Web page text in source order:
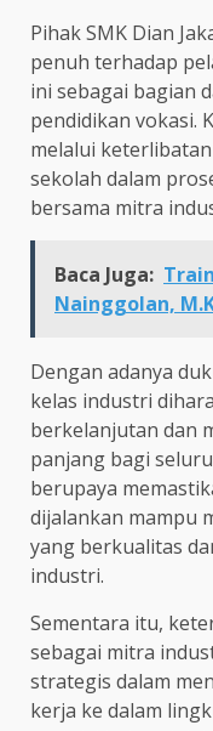
Pihak SMK Dian
penuh terhadap
ini sebagai bagian
pendidikan vokasi.
melalui
sekolah dalam
bersama mitra
Baca Juga:
Nainggolan,
Dengan adanya
kelas industri
berkelanjutan dan
panjang bagi
berupaya
dijalankan mampu
yang berkualitas
industri.
Sementara itu,
sebagai mitra
strategis dalam
kerja ke dalam